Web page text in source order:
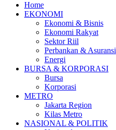
Home
EKONOMI
Ekonomi & Bisnis
Ekonomi Rakyat
Sektor Riil
Perbankan & Asuransi
Energi
BURSA & KORPORASI
Bursa
Korporasi
METRO
Jakarta Region
Kilas Metro
NASIONAL & POLITIK